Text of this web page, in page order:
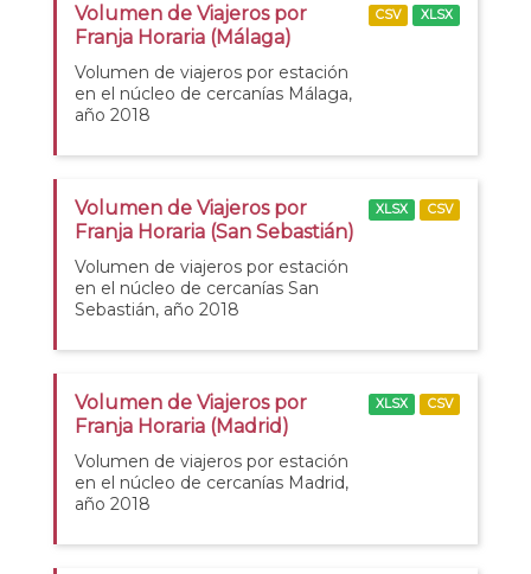
Volumen de Viajeros por
Franja Horaria (Málaga)
Volumen de viajeros por estación
en el núcleo de cercanías Málaga,
año 2018
CSV XLSX
Volumen de Viajeros por
Franja Horaria (San Sebastián)
Volumen de viajeros por estación
en el núcleo de cercanías San
Sebastián, año 2018
XLSX CSV
Volumen de Viajeros por
Franja Horaria (Madrid)
Volumen de viajeros por estación
en el núcleo de cercanías Madrid,
año 2018
XLSX CSV